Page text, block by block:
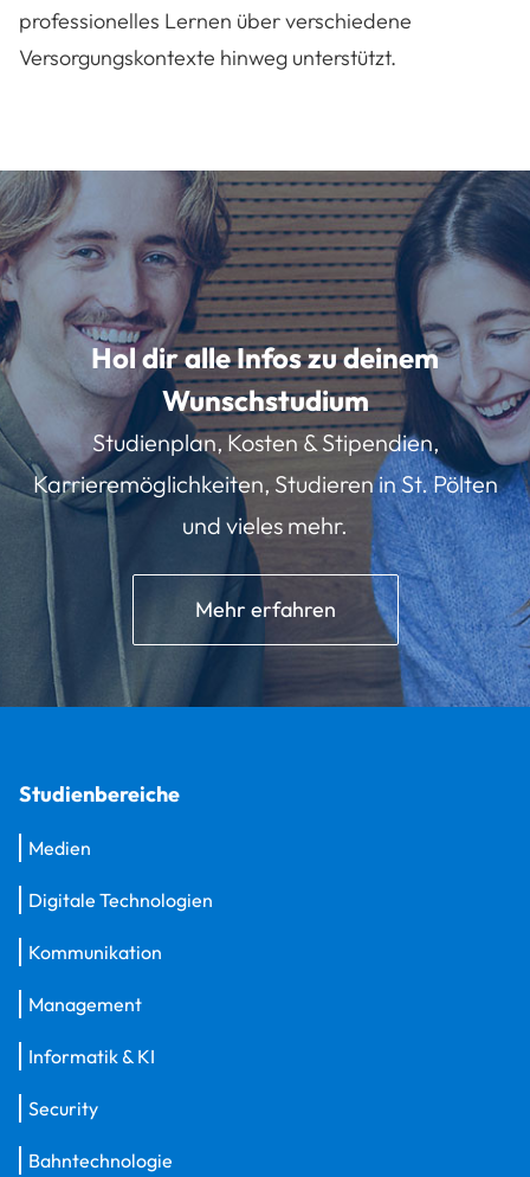
professionelles Lernen über verschiedene
Versorgungskontexte hinweg unterstützt.
Hol dir alle Infos zu deinem
Wunschstudium
Studienplan, Kosten & Stipendien,
Karrieremöglichkeiten, Studieren in St. Pölten
und vieles mehr.
Mehr erfahren
Studienbereiche
Medien
Digitale Technologien
Kommunikation
Management
Informatik & KI
Security
Bahntechnologie